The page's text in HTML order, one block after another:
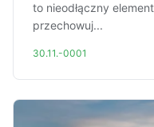
to nieodłączny
przechowuj...
30.11.-0001